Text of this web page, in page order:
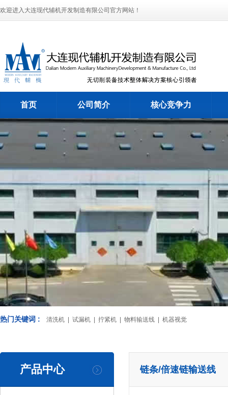
欢迎进入大连现代辅机开发制造有限公司官方网站！
首页 公司简介 核心竞争力
热门关键词 : 清洗机 | 试漏机 | 拧紧机 | 物料输送线 | 机器视觉
产品中心 链条/倍速链输送线